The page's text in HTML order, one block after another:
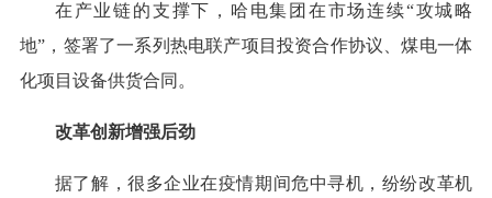
在产业链的支撑下，哈电集团在市场连续“攻城略
地”，签署了一系列热电联产项目投资合作协议、煤电一体
化项目设备供货合同。
改革创新增强后劲
据了解，很多企业在疫情期间危中寻机，纷纷改革机